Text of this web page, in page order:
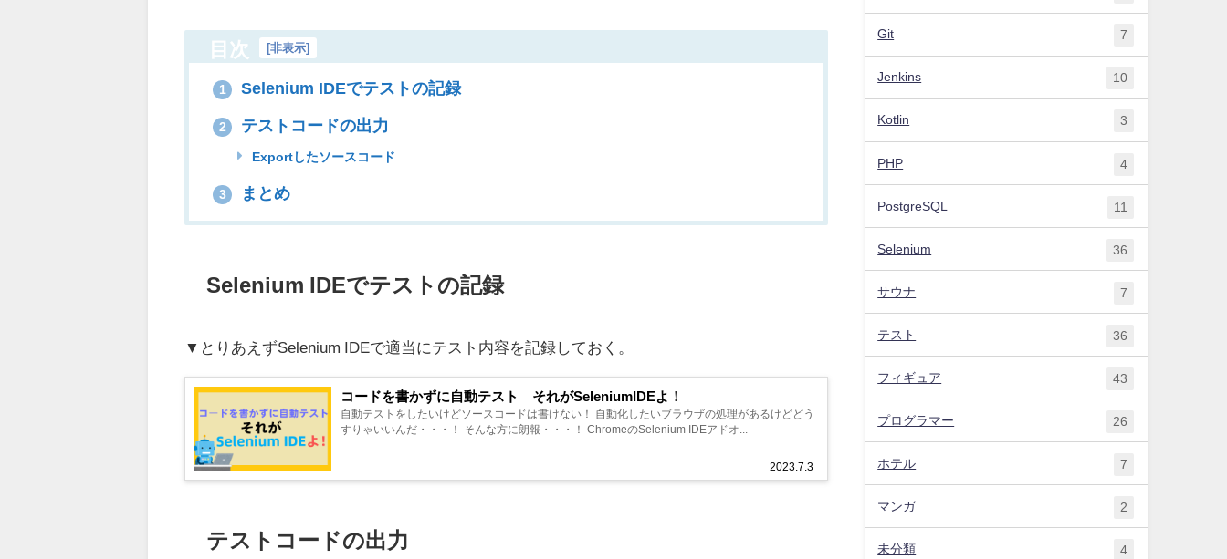
目次 [非表示]
1 Selenium IDEでテストの記録
2 テストコードの出力
Exportしたソースコード
3 まとめ
Selenium IDEでテストの記録
▼とりあえずSelenium IDEで適当にテスト内容を記録しておく。
コードを書かずに自動テスト それがSeleniumIDEよ！
2023.7.3
自動テストをしたいけどソースコードは書けない！ 自動化したいブラウザの処理があるけどどう
すりゃいいんだ・・・！ そんな方に朗報・・・！ ChromeのSelenium IDEアドオ...
テストコードの出力
Git 7
Jenkins 10
Kotlin 3
PHP 4
PostgreSQL 11
Selenium 36
サウナ 7
テスト 36
フィギュア 43
プログラマー 26
ホテル 7
マンガ 2
未分類 4